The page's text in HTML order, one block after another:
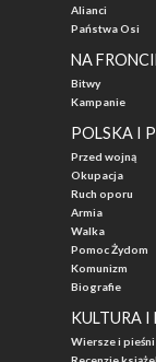
Alianci
Państwa Osi
NA
Bitwy
Kampanie
POLSKA I
Przed wojną
Okupacja
Ruch oporu
Armia
Walka
Pomoc Żydom
Komunizm
Biografie
KULTURA I
Wiersze i